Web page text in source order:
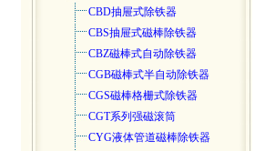
CBD抽屉式除铁器
CBS抽屉式磁棒除铁器
CBZ磁棒式自动除铁器
CGB磁棒式半自动除铁器
CGS磁棒格栅式除铁器
CGT系列强磁滚筒
CYG液体管道磁棒除铁器